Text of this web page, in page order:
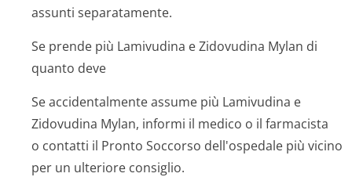
assunti separatamente.
Se prende più Lamivudina e Zidovudina Mylan di
quanto deve
Se accidentalmente assume più Lamivudina e
Zidovudina Mylan, informi il medico o il farmacista
o contatti il Pronto Soccorso dell'ospedale più vicino
per un ulteriore consiglio.